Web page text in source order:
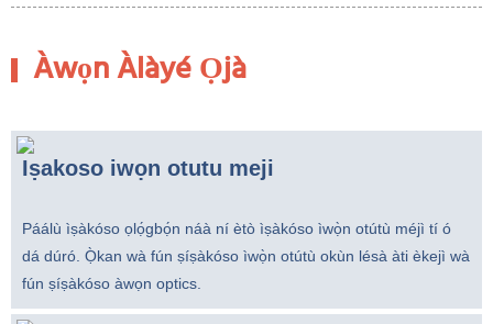
Àwọn Àlàyé Ọjà
Iṣakoso iwọn otutu meji
Páálù ìṣàkóso ọlọ́gbọ́n náà ní ètò ìṣàkóso ìwọ̀n otútù méjì tí ó
dá dúró. Ọ̀kan wà fún ṣíṣàkóso ìwọ̀n otútù okùn lésà àti èkejì wà
fún ṣíṣàkóso àwọn optics.